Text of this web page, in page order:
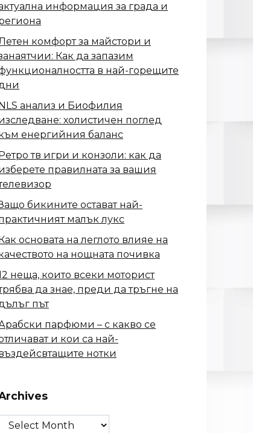
информация за града и
комфорт за майстори и
Как да запазим
в най-горещите
NLS анализ и Биофилия
холистичен поглед
енергийния баланс
Ретро тв игри и конзоли: как да
правилната за вашия
бикините остават най-
малък лукс
Как основата на леглото влияе на
на нощната почивка
неща, които всеки моторист
да знае, преди да тръгне на
път
парфюми – с какво се
и кои са най-
нотки
Archives